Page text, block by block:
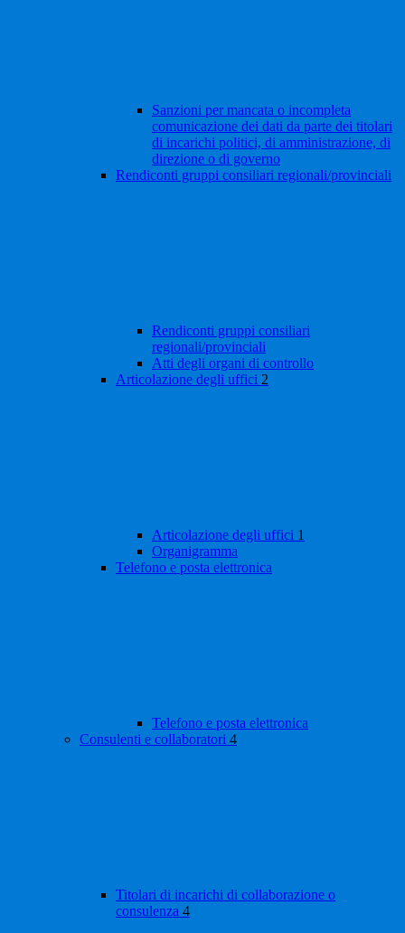
Sanzioni per mancata o incompleta
comunicazione dei dati da parte dei titolari
di incarichi politici, di amministrazione, di
direzione o di governo
Rendiconti gruppi consiliari regionali/provinciali
Rendiconti gruppi consiliari
regionali/provinciali
Atti degli organi di controllo
Articolazione degli uffici 2
Articolazione degli uffici 1
Organigramma
Telefono e posta elettronica
Telefono e posta elettronica
Consulenti e collaboratori 4
Titolari di incarichi di collaborazione o
consulenza 4